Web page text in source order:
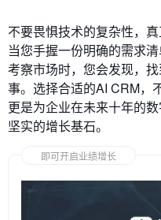
不要畏惧技术的复杂性，
当您手握一份明确的需求
考察市场时，您会发现，
事。选择合适的AI CRM，
更是为企业在未来十年的
坚实的增长基石。
即可开启业绩增长